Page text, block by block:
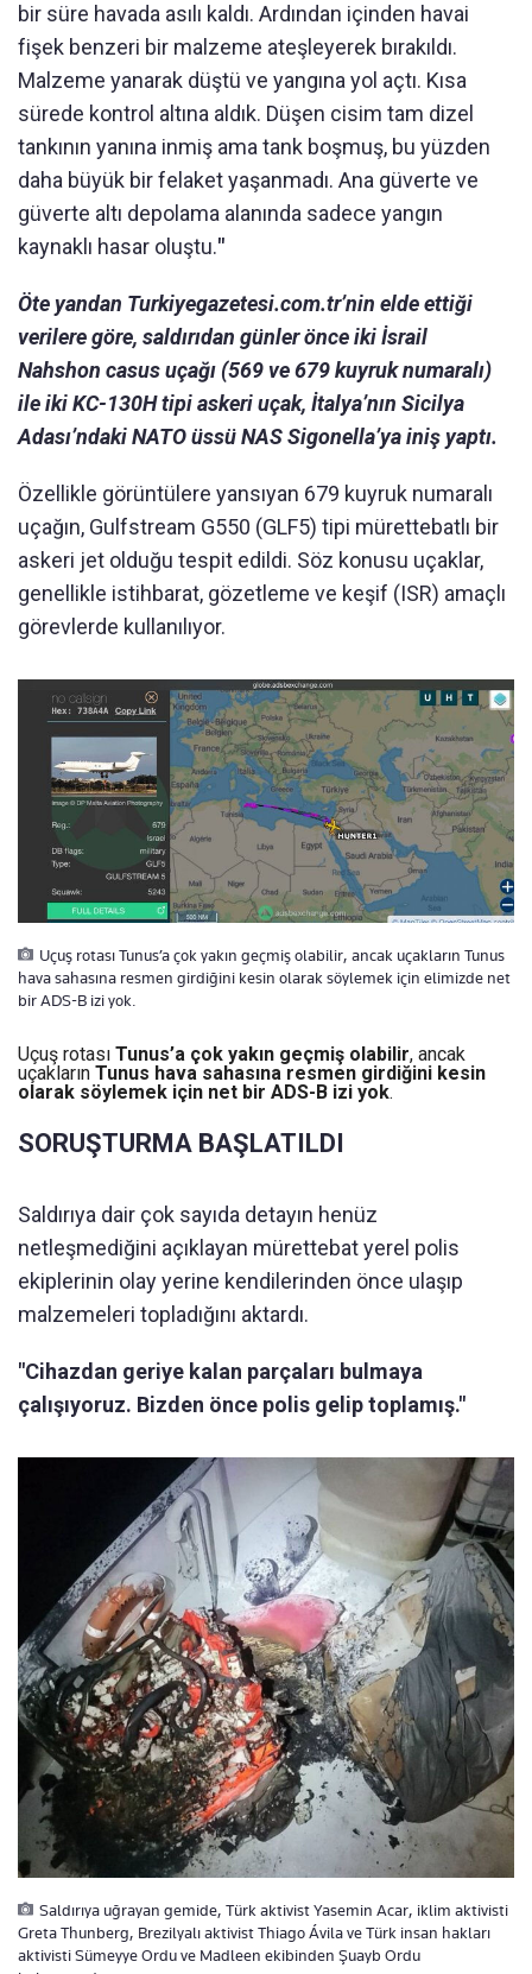
bir süre havada asılı kaldı. Ardından içinden havai
fişek benzeri bir malzeme ateşleyerek bırakıldı.
Malzeme yanarak düştü ve yangına yol açtı. Kısa
sürede kontrol altına aldık. Düşen cisim tam dizel
tankının yanına inmiş ama tank boşmuş, bu yüzden
daha büyük bir felaket yaşanmadı. Ana güverte ve
güverte altı depolama alanında sadece yangın
kaynaklı hasar oluştu."
Öte yandan Turkiyegazetesi.com.tr’nin elde ettiği
verilere göre, saldırıdan günler önce iki İsrail
Nahshon casus uçağı (569 ve 679 kuyruk numaralı)
ile iki KC-130H tipi askeri uçak, İtalya’nın Sicilya
Adası’ndaki NATO üssü NAS Sigonella’ya iniş yaptı.
Özellikle görüntülere yansıyan 679 kuyruk numaralı
uçağın, Gulfstream G550 (GLF5) tipi mürettebatlı bir
askeri jet olduğu tespit edildi. Söz konusu uçaklar,
genellikle istihbarat, gözetleme ve keşif (ISR) amaçlı
görevlerde kullanılıyor.
Uçuş rotası Tunus’a çok yakın geçmiş olabilir, ancak uçakların Tunus
hava sahasına resmen girdiğini kesin olarak söylemek için elimizde net
bir ADS-B izi yok.
Uçuş rotası Tunus’a çok yakın geçmiş olabilir, ancak
uçakların Tunus hava sahasına resmen girdiğini kesin
olarak söylemek için net bir ADS-B izi yok.
SORUŞTURMA BAŞLATILDI
Saldırıya dair çok sayıda detayın henüz
netleşmediğini açıklayan mürettebat yerel polis
ekiplerinin olay yerine kendilerinden önce ulaşıp
malzemeleri topladığını aktardı.
"Cihazdan geriye kalan parçaları bulmaya
çalışıyoruz. Bizden önce polis gelip toplamış."
Saldırıya uğrayan gemide, Türk aktivist Yasemin Acar, iklim aktivisti
Greta Thunberg, Brezilyalı aktivist Thiago Ávila ve Türk insan hakları
aktivisti Sümeyye Ordu ve Madleen ekibinden Şuayb Ordu